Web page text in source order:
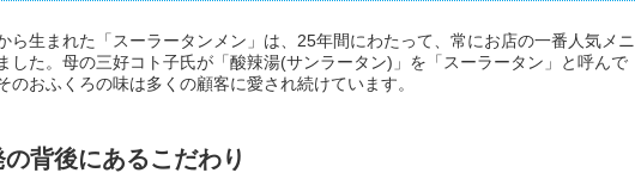
ら生まれた「スーラータンメン」は、25年間にわたって、常にお店の一番人気メニ
した。母の三好コト子氏が「酸辣湯(サンラータン)」を「スーラータン」と呼んで
のおふくろの味は多くの顧客に愛され続けています。
背後にあるこだわり